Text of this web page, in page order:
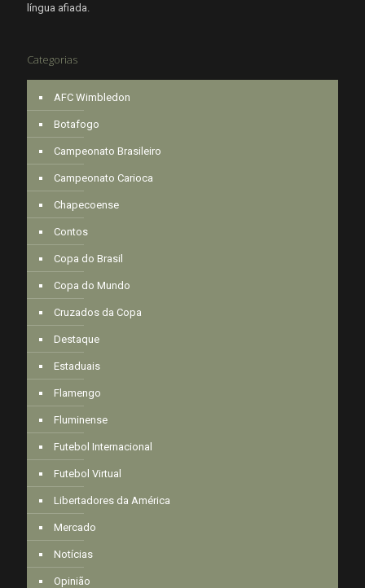
língua afiada.
Categorias
AFC Wimbledon
Botafogo
Campeonato Brasileiro
Campeonato Carioca
Chapecoense
Contos
Copa do Brasil
Copa do Mundo
Cruzados da Copa
Destaque
Estaduais
Flamengo
Fluminense
Futebol Internacional
Futebol Virtual
Libertadores da América
Mercado
Notícias
Opinião